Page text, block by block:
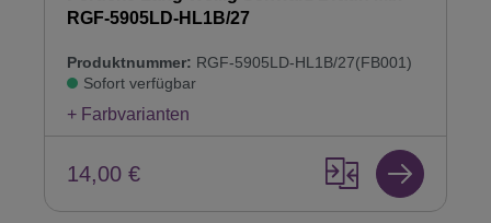
RGF-5905LD-HL1B/27
Produktnummer: RGF-5905LD-HL1B/27(FB001)
Sofort verfügbar
+ Farbvarianten
14,00 €